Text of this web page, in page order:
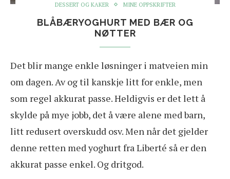
DESSERT OG KAKER MINE OPPSKRIFTER
BLÅBÆRYOGHURT MED BÆR OG
NØTTER
Det blir mange enkle løsninger i matveien min
om dagen. Av og til kanskje litt for enkle, men
som regel akkurat passe. Heldigvis er det lett å
skylde på mye jobb, det å være alene med barn,
litt redusert overskudd osv. Men når det gjelder
denne retten med yoghurt fra Liberté så er den
akkurat passe enkel. Og dritgod.